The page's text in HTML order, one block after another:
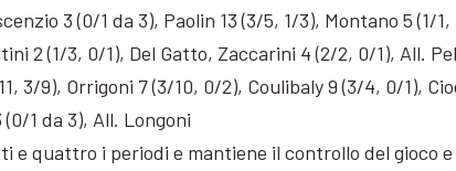
3 (0/1 da 3), Paolin 13 (3/5, 1/3), Montano 5 (1/
2 (1/3, 0/1), Del Gatto, Zaccarini 4 (2/2, 0/1), All.
3/9), Orrigoni 7 (3/10, 0/2), Coulibaly 9 (3/4, 0/1),
1 da 3), All. Longoni
e quattro i periodi e mantiene il controllo del